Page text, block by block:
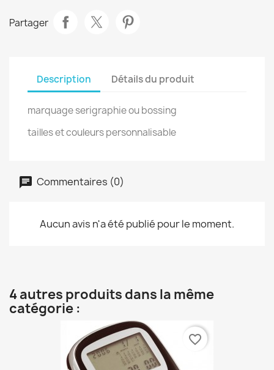
Partager
Description Détails du produit
marquage serigraphie ou bossing
tailles et couleurs personnalisable
Commentaires (0)
Aucun avis n'a été publié pour le moment.
4 autres produits dans la même
catégorie :
favorite_border